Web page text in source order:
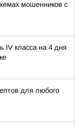
мошенников с
IV класса на 4 дня
для любого